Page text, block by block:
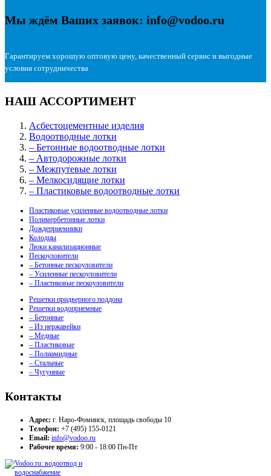
Мы ждём Ваших заявок: info@vodoo.ru
Гарантируем хорошую оптовую цену, качественный сервис и выгодные
условия сотрудничества
НАШ АССОРТИМЕНТ
Асбестоцементные изделия
Водоотводные лотки
– Бетонные водоотводные лотки
– Автодорожные лотки
– Межпутевые лотки
– Мелкосидящие лотки
– Пластиковые водоотводные лотки
Пластиковые усиленные водоотводные лотки
Полимербетонные лотки
Дождеприемники
Колодцы
Люки канализационные
Пескоуловители
– Бетонные пескоуловители
– Усиленные пескоуловители
– Пластиковые пескоуловители
Решетки придверного поддона
Решетки водоприемные
– Бетонные
– Из нержавейки
– Медные
– Пластиковые
– Полиамидные
– Стальные
– Чугунные
Контакты
Адрес: г. Наро-Фоминск, площадь свободы 10
Телефон: +7 (495) 155-0121
Email: info@vodoo.ru
Рабочее время: 9:00 - 18:00 Пн-Пт